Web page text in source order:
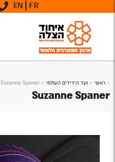
EN FR
> ראשי > ועד הידידים העולמי >
Suzanne Spaner
Suzanne Spaner